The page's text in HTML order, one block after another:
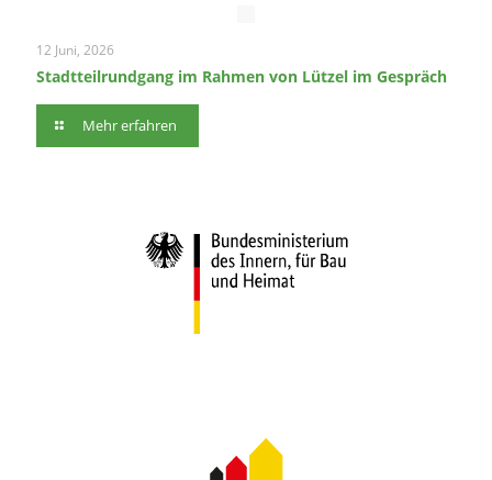
12 Juni, 2026
Stadtteilrundgang im Rahmen von Lützel im Gespräch
Mehr erfahren